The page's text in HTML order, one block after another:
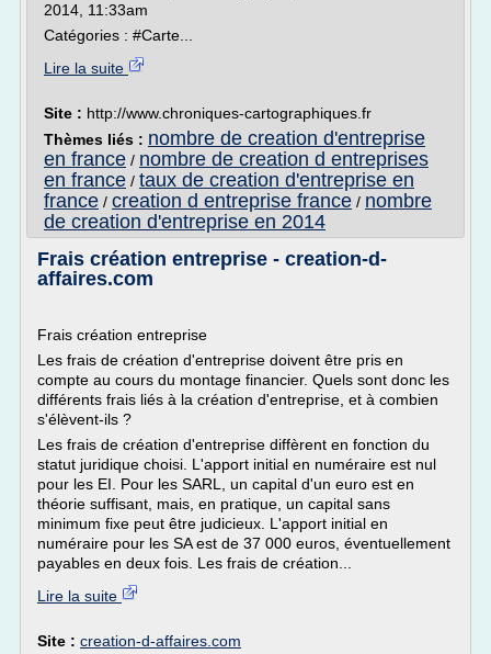
2014, 11:33am
Catégories : #Carte...
Lire la suite
Site : http://www.chroniques-cartographiques.fr
Thèmes liés : nombre de creation d'entreprise
en france / nombre de creation d entreprises
en france / taux de creation d'entreprise en
france / creation d entreprise france / nombre
de creation d'entreprise en 2014
Frais création entreprise - creation-d-
affaires.com
Frais création entreprise
Les frais de création d'entreprise doivent être pris en
compte au cours du montage financier. Quels sont donc les
différents frais liés à la création d'entreprise, et à combien
s'élèvent-ils ?
Les frais de création d'entreprise diffèrent en fonction du
statut juridique choisi. L'apport initial en numéraire est nul
pour les EI. Pour les SARL, un capital d'un euro est en
théorie suffisant, mais, en pratique, un capital sans
minimum fixe peut être judicieux. L'apport initial en
numéraire pour les SA est de 37 000 euros, éventuellement
payables en deux fois. Les frais de création...
Lire la suite
Site : creation-d-affaires.com